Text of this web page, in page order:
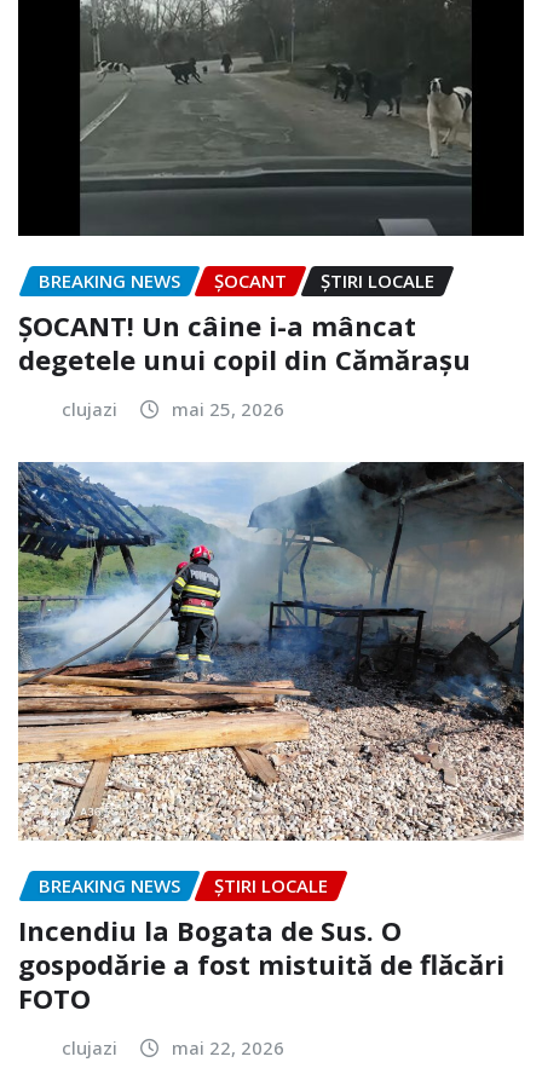
BREAKING NEWS ȘOCANT ȘTIRI LOCALE
ȘOCANT! Un câine i-a mâncat
degetele unui copil din Cămărașu
clujazi mai 25, 2026
BREAKING NEWS ȘTIRI LOCALE
Incendiu la Bogata de Sus. O
gospodărie a fost mistuită de flăcări
FOTO
clujazi mai 22, 2026